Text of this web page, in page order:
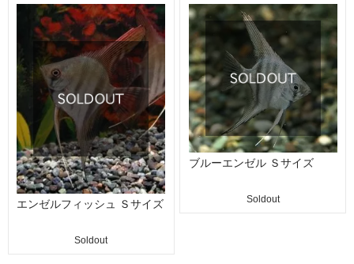
エンゼルフィッシュ Ｓサイズ
Soldout
ブルーエンゼル Ｓサイズ
Soldout